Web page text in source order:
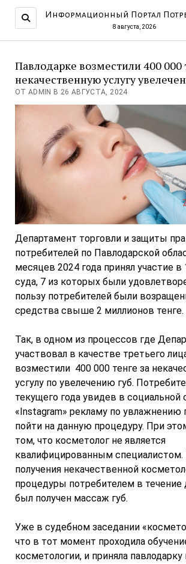
Информационный Портал
8 августа, 2026
Павлодарке возместили 400 000
некачественную услугу
ОТ ADMIN В 26 АВГУСТА, 2024
Департамент торговли и защиты
потребителей по Павлодарской
месяцев 2024 года принял участие в
суда, 7 из которых были
пользу потребителей были
средства свыше 2 миллионов тенге.
Так, в одном из процессов где
участвовал в качестве третьего
возместили 400 000 тенге за
усгулу по увелечению губ.
текущего года увидев в социальной
«Instagram» рекламу по увлажнению
пойти на данную процедуру. При
том, что косметолог не является
квалифицированным специалистом.
получения некачественной
процедуры потребителем в течение
был получен массаж губ.
Уже в судебном заседании
что в тот момент проходила
косметологии, и приняла